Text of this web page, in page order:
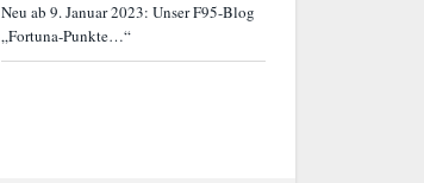
Neu ab 9. Januar 2023: Unser F95-Blog
„Fortuna-Punkte…“